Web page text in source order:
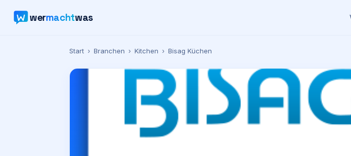
wermachtwas
Start › Branchen › Kitchen › Bisag Küchen